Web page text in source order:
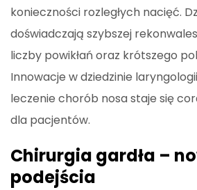
konieczności rozległych nacięć.
doświadczają szybszej
liczby powikłań oraz krótszego
Innowacje w dziedzinie
leczenie chorób nosa staje się
dla pacjentów.
Chirurgia gardła –
podejścia